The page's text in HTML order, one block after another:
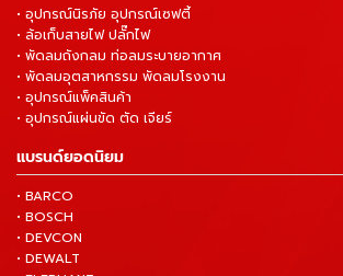
• อุปกรณ์นิรภัย อุปกรณ์เซฟตี้
• ล้อเก็บสายไฟ ปลั๊กไฟ
• พัดลมถังกลม ท่อลมระบายอากาศ
• พัดลมอุตสาหกรรม พัดลมโรงงาน
• อุปกรณ์แพ็คสินค้า
• อุปกรณ์แผ่นขัด ตัด เจียร์
แบรนด์ยอดนิยม
• BARCO
• BOSCH
• DEVCON
• DEWALT